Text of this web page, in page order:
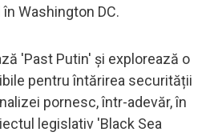
Washington DC.
'Past Putin' și explorează o
pentru întărirea securității
pornesc, într-adevăr, în
legislativ 'Black Sea